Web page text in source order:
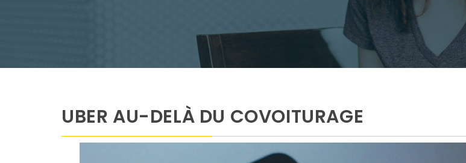
UBER AU-DELÀ DU COVOITURAGE